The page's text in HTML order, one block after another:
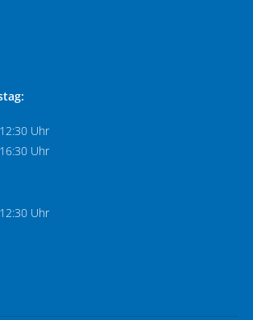
Uhr
Uhr
Uhr